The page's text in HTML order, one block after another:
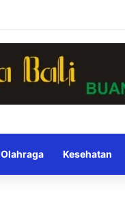
Olahraga Kesehatan